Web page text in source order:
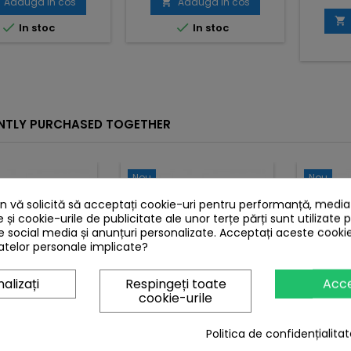
 In stoc  In stoc 
PURCHASED TOGETHER
Nou
TELECOMANDA
Nou
vă solicită să acceptați cookie-uri pentru performanță,
și cookie-urile de publicitate ale unor terțe părți sunt utilizate
social media și anunțuri personalizate. Acceptați aceste
personale implicate?
Respingeți toate
cookie-urile
Politica de